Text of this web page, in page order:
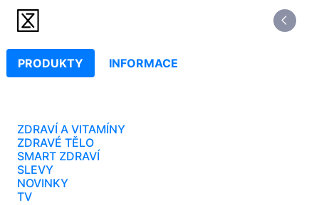
PRODUKTY INFORMACE
ZDRAVÍ A VITAMÍNY
ZDRAVÉ TĚLO
SMART ZDRAVÍ
SLEVY
NOVINKY
TV